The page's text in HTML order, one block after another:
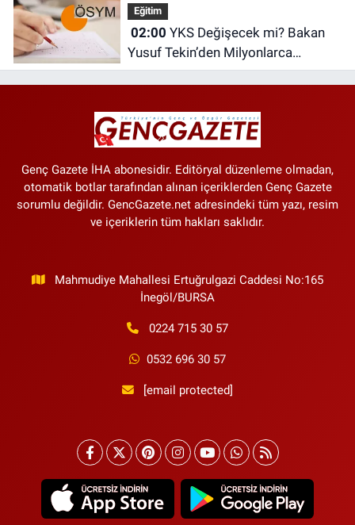
Eğitim
02:00
Yusuf Tekin’den Milyonlarca
Öğrenciyi İlgilendiren Açıklama
Genç Gazete İHA abonesidir. Editöryal düzenleme olmadan,
otomatik botlar tarafından alınan içeriklerden Genç Gazete
sorumlu değildir. GencGazete.net adresindeki tüm yazı, resim
ve içeriklerin tüm hakları saklıdır.
Mahmudiye Mahallesi Ertuğrulgazi Caddesi No:165
İnegöl/BURSA
0224 715 30 57
0532 696 30 57
[email protected]